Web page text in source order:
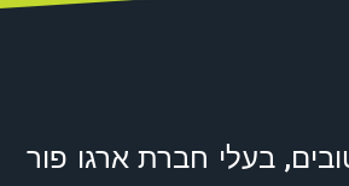
בעלי חברת ארגו פור